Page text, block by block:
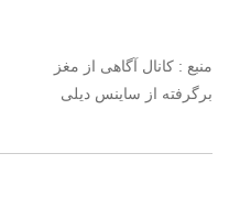
منبع : کانال آگاهی از مغز
برگرفته از ساینس دیلی